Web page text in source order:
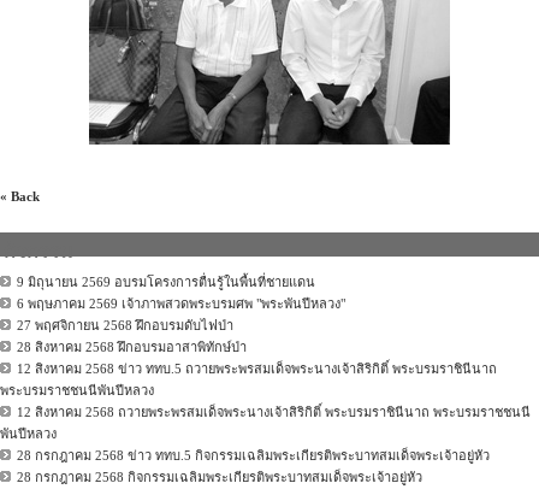
« Back
9 มิถุนายน 2569 อบรมโครงการตื่นรู้ในพื้นที่ชายแดน
6 พฤษภาคม 2569 เจ้าภาพสวดพระบรมศพ "พระพันปีหลวง"
27 พฤศจิกายน 2568 ฝึกอบรมดับไฟป่า
28 สิงหาคม 2568 ฝึกอบรมอาสาพิทักษ์ป่า
12 สิงหาคม 2568 ข่าว ททบ.5 ถวายพระพรสมเด็จพระนางเจ้าสิริกิติ์ พระบรมราชินีนาถ
พระบรมราชชนนีพันปีหลวง
12 สิงหาคม 2568 ถวายพระพรสมเด็จพระนางเจ้าสิริกิติ์ พระบรมราชินีนาถ พระบรมราชชนนี
พันปีหลวง
28 กรกฎาคม 2568 ข่าว ททบ.5 กิจกรรมเฉลิมพระเกียรติพระบาทสมเด็จพระเจ้าอยู่หัว
28 กรกฎาคม 2568 กิจกรรมเฉลิมพระเกียรติพระบาทสมเด็จพระเจ้าอยู่หัว